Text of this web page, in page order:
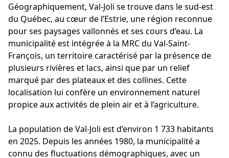
Géographiquement, Val-Joli se trouve dans le sud-est
du Québec, au cœur de l’Estrie, une région reconnue
pour ses paysages vallonnés et ses cours d’eau. La
municipalité est intégrée à la MRC du Val-Saint-
François, un territoire caractérisé par la présence de
plusieurs rivières et lacs, ainsi que par un relief
marqué par des plateaux et des collines. Cette
localisation lui confère un environnement naturel
propice aux activités de plein air et à l’agriculture.
La population de Val-Joli est d’environ 1 733 habitants
en 2025. Depuis les années 1980, la municipalité a
connu des fluctuations démographiques, avec un